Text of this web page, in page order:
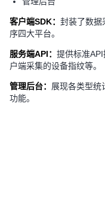
客户端SDK： 封装了数据
序四大平台。
服务端API： 提供标准
户端采集的设备指纹等。
管理后台： 展现各类型统
功能。